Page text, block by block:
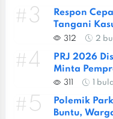
#3
Respon
Tangani
Jatiasih
312 2
#4
PRJ 2026
Minta
311 1
#5
Polemik
Buntu,